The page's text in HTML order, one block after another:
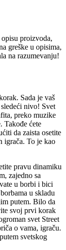
proizvoda,
greške u opisima,
na razumevanju!
Sada je vaš
nivo! Svet
preko muzike
Takođe ćete
da zaista osetite
igrača. To je kao
pravu dinamiku
zajedno sa
u borbi i bici
u skladu
putem. Bilo da
svoj prvi korak
svet Street
o vama, igraču.
svetskog